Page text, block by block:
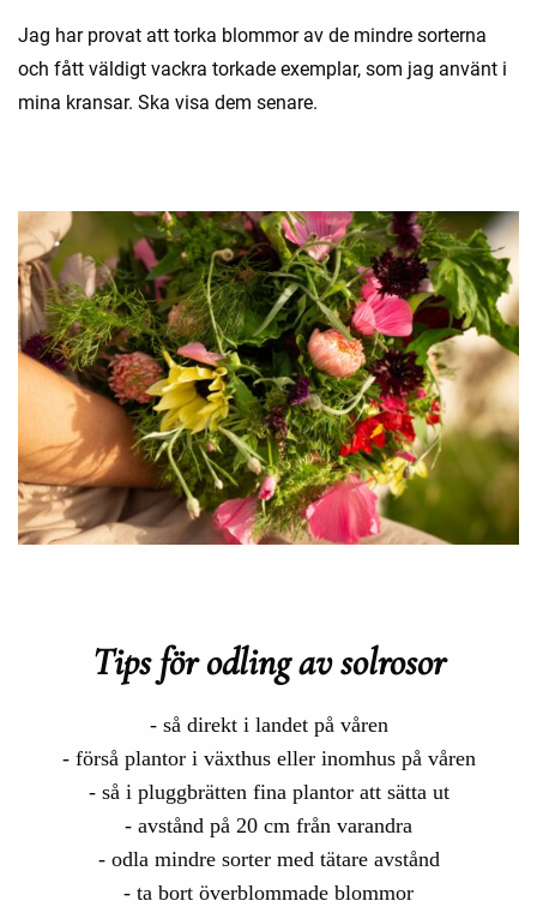
Jag har provat att torka blommor av de mindre sorterna
och fått väldigt vackra torkade exemplar, som jag använt i
mina kransar. Ska visa dem senare.
Tips för odling av solrosor
- så direkt i landet på våren
- förså plantor i växthus eller inomhus på våren
- så i pluggbrätten fina plantor att sätta ut
- avstånd på 20 cm från varandra
- odla mindre sorter med tätare avstånd
- ta bort överblommade blommor